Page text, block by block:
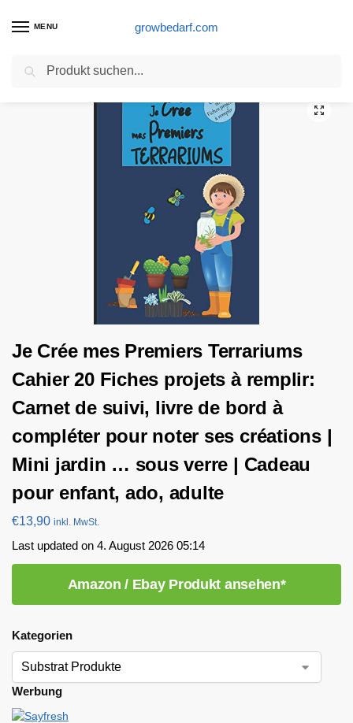
MENU growbedarf.com
Start Substrat Produkte / Je Crée mes Premiers Terrariums Cahier 20 Fiches projets à remplir: Carnet de suivi, livre de bord à compléter pour noter ses créations | Mini jardin … sous verre | Cadeau pour enfant, ado, adulte
Je Crée mes Premiers Terrariums
Cahier 20 Fiches projets à remplir:
Carnet de suivi, livre de bord à
compléter pour noter ses créations |
Mini jardin … sous verre | Cadeau
pour enfant, ado, adulte
€13,90 inkl. MwSt.
Last updated on 4. August 2026 05:14
Amazon / Ebay Produkt ansehen*
Kategorien
Werbung